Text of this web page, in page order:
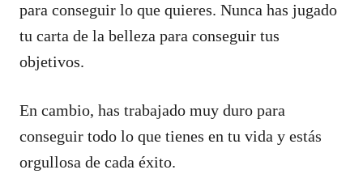
para conseguir lo que quieres. Nunca has jugado
tu carta de la belleza para conseguir tus
objetivos.
En cambio, has trabajado muy duro para
conseguir todo lo que tienes en tu vida y estás
orgullosa de cada éxito.